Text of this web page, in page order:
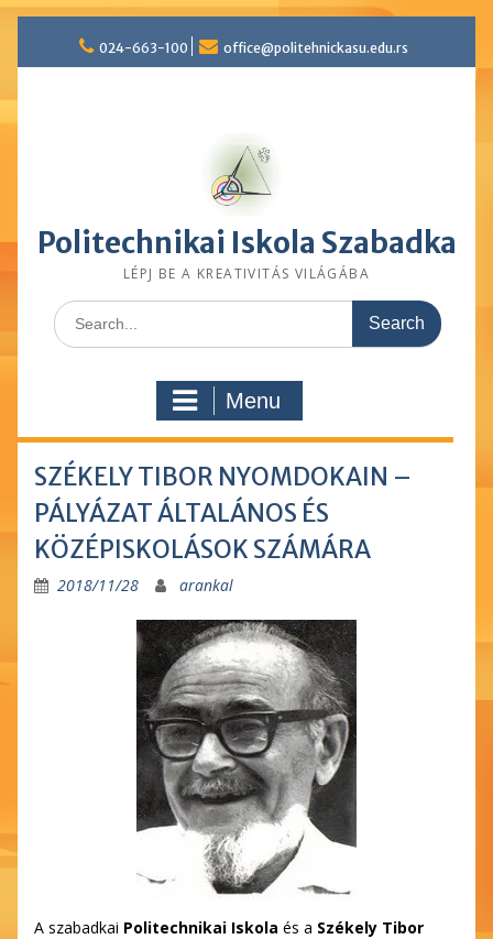
content
024-663-100 office@politehnickasu.edu.rs
Politechnikai Iskola Szabadka
LÉPJ BE A KREATIVITÁS VILÁGÁBA
Search
for:
Menu
SZÉKELY TIBOR NYOMDOKAIN –
PÁLYÁZAT ÁLTALÁNOS ÉS
KÖZÉPISKOLÁSOK SZÁMÁRA
2018/11/28 arankal
A szabadkai Politechnikai Iskola és a Székely Tibor